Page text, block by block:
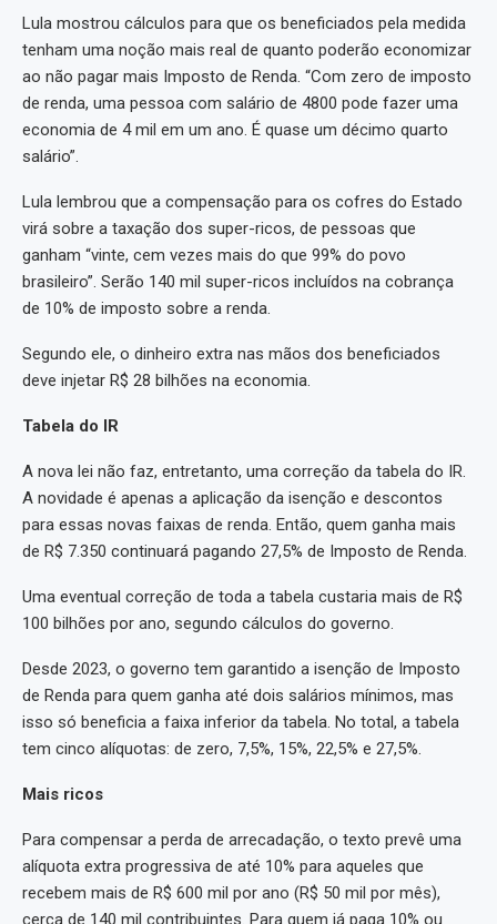
Lula mostrou cálculos para que os beneficiados pela medida
tenham uma noção mais real de quanto poderão economizar
ao não pagar mais Imposto de Renda. “Com zero de imposto
de renda, uma pessoa com salário de 4800 pode fazer uma
economia de 4 mil em um ano. É quase um décimo quarto
salário”.
Lula lembrou que a compensação para os cofres do Estado
virá sobre a taxação dos super-ricos, de pessoas que
ganham “vinte, cem vezes mais do que 99% do povo
brasileiro”. Serão 140 mil super-ricos incluídos na cobrança
de 10% de imposto sobre a renda.
Segundo ele, o dinheiro extra nas mãos dos beneficiados
deve injetar R$ 28 bilhões na economia.
Tabela do IR
A nova lei não faz, entretanto, uma correção da tabela do IR.
A novidade é apenas a aplicação da isenção e descontos
para essas novas faixas de renda. Então, quem ganha mais
de R$ 7.350 continuará pagando 27,5% de Imposto de Renda.
Uma eventual correção de toda a tabela custaria mais de R$
100 bilhões por ano, segundo cálculos do governo.
Desde 2023, o governo tem garantido a isenção de Imposto
de Renda para quem ganha até dois salários mínimos, mas
isso só beneficia a faixa inferior da tabela. No total, a tabela
tem cinco alíquotas: de zero, 7,5%, 15%, 22,5% e 27,5%.
Mais ricos
Para compensar a perda de arrecadação, o texto prevê uma
alíquota extra progressiva de até 10% para aqueles que
recebem mais de R$ 600 mil por ano (R$ 50 mil por mês),
cerca de 140 mil contribuintes. Para quem já paga 10% ou